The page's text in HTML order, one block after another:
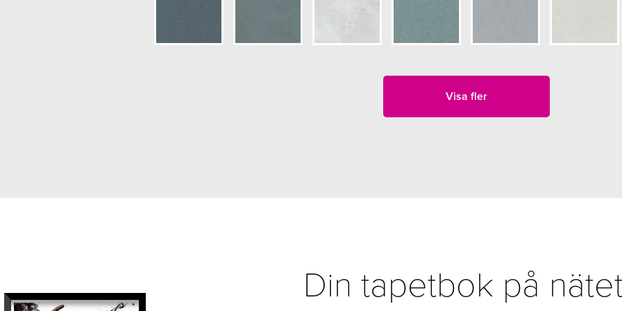
Visa fler
Din tapetbok på